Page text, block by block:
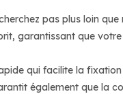
pas plus loin que
garantissant que
qui facilite la
également que la